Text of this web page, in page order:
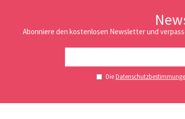
Abonniere den kostenlosen Newsletter und
Die